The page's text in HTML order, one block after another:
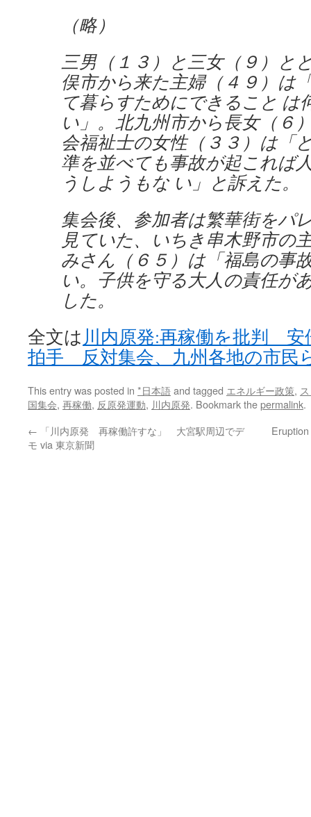
（略）
三男（１３）と三女（９）と
俣市から来た主婦（４９）は
て暮らすためにできること は
い」。北九州市から長女（６
会福祉士の女性（３３）は「
準を並べても事故が起これば
うしようもな い」と訴えた。
集会後、参加者は繁華街をパ
見ていた、いちき串木野市の
みさん（６５）は「福島の事
い。子供を守る大人の責任が
した。
全文は 川内原発:再稼働を批判 安
拍手 反対集会、九州各地の市
This entry was posted in *日本語and tagged エネルギー政策,
国集会, 再稼働, 反原発運動, 川内原発. Bookmark thepermalink.
← 「川内原発 再稼働許すな」 大宮駅周辺でデ
モ via 東京新聞